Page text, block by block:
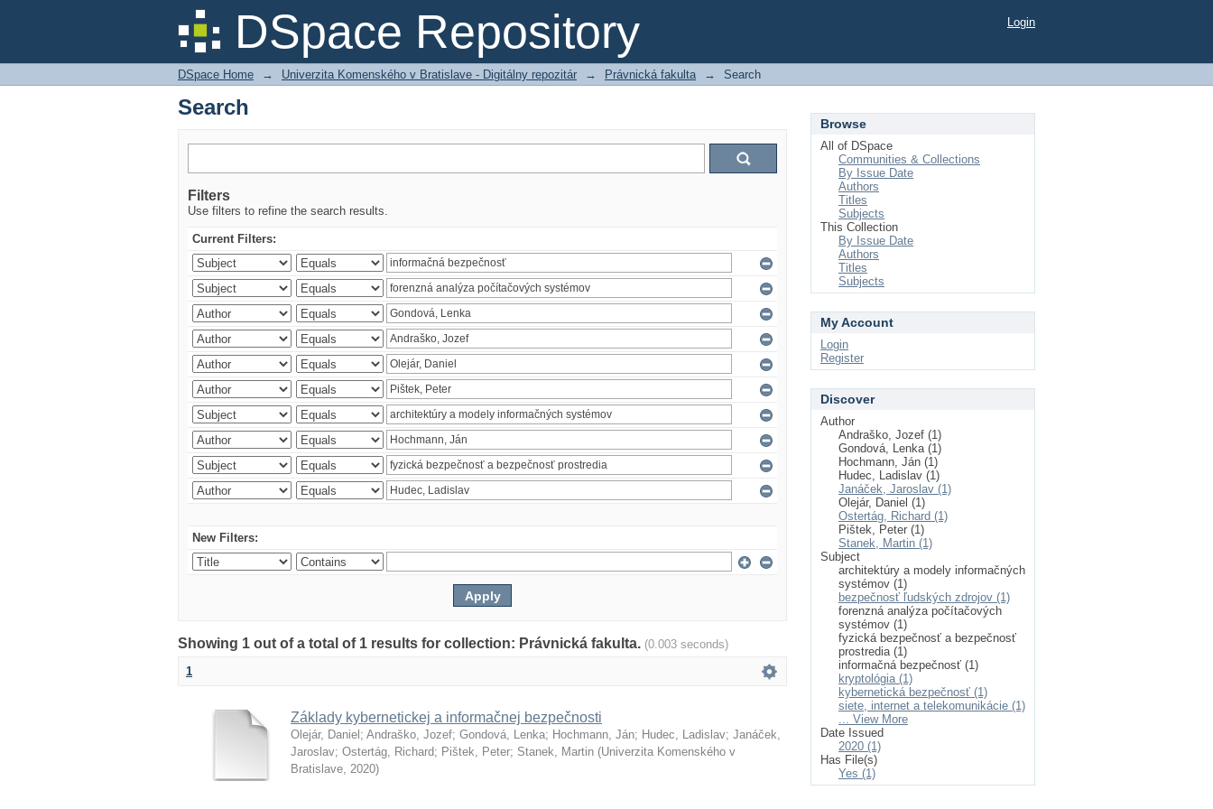
DSpace Repository
Search Login
DSpace Home → Univerzita Komenského v Bratislave - Digitálny repozitár → Právnická fakulta → Search
Search
Filters
Use filters to refine the search results.
Current Filters:
New Filters:
Showing 1 out of a total of 1 results for collection: Právnická fakulta. (0.003 seconds)
1
Základy kybernetickej a informačnej bezpečnosti
Olejár, Daniel ; Andraško, Jozef; Gondová, Lenka; Hochmann, Ján; Hudec, Ladislav; Janáček,
Jaroslav; Ostertág, Richard; Pištek, Peter; Stanek, Martin (Univerzita Komenského v
Bratislave, 2020)
Browse
All of DSpace
Communities & Collections
By Issue Date
Authors
Titles
Subjects
This Collection
By Issue Date
Authors
Titles
Subjects
My Account
Login
Register
Discover
Author
Andraško, Jozef (1)
Gondová, Lenka (1)
Hochmann, Ján (1)
Hudec, Ladislav (1)
Janáček, Jaroslav (1)
Olejár, Daniel (1)
Ostertág, Richard (1)
Pištek, Peter (1)
Stanek, Martin (1)
Subject
architektúry a modely informačných
systémov (1)
bezpečnosť ľudských zdrojov (1)
forenzná analýza počítačových
systémov (1)
fyzická bezpečnosť a bezpečnosť
prostredia (1)
informačná bezpečnosť (1)
kryptológia (1)
kybernetická bezpečnosť (1)
siete, internet a telekomunikácie (1)
... View More
Date Issued
2020 (1)
Has File(s)
Yes (1)